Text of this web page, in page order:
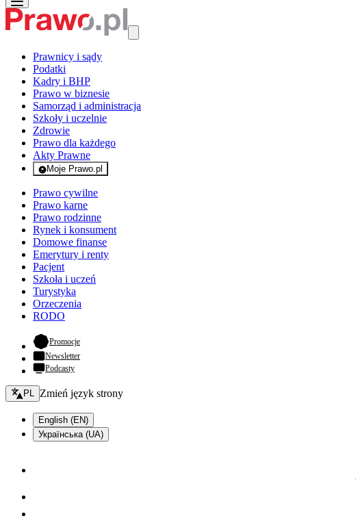
Prawnicy i sądy
Podatki
Kadry i BHP
Prawo w biznesie
Samorząd i administracja
Szkoły i uczelnie
Zdrowie
Prawo dla każdego
Akty Prawne
Moje Prawo.pl
- rejestracja i logowanie do serwisu
Prawo cywilne
Prawo karne
Prawo rodzinne
Rynek i konsument
Domowe finanse
Emerytury i renty
Pacjent
Szkoła i uczeń
Turystyka
Orzeczenia
RODO
Promocje- otwiera się w nowej karcie
Newsletter
Podcasty
Zmień język - bieżący:
PL Zmień język strony
English (EN)
Українська (UA)